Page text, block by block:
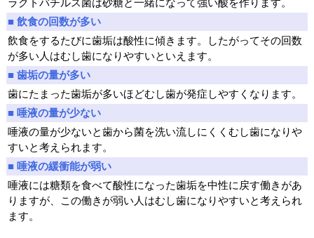
■ 飲食の回数が多い
飲食をするたびに歯垢は酸性に傾きます。したがってその回数
が多い人はむし歯になりやすいといえます。
■ 歯垢の量が多い
歯にたまった歯垢が多いほどむし歯が発症しやすくなります。
■ 唾液の量が少ない
唾液の量が少ないと歯から菌を洗い流しにくくむし歯になりや
すいと考えられます。
■ 唾液の緩衝能が弱い
唾液には糖類を食べて酸性になった歯垢を中性に戻す働きがあ
りますが、この働きが弱い人はむし歯になりやすいと考えられ
ます。